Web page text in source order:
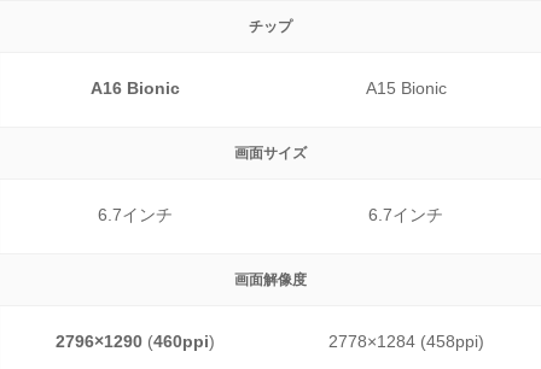
チップ
A16 Bionic A15 Bionic
画面サイズ
6.7インチ 6.7インチ
画面解像度
2796×1290 (460ppi) 2778×1284 (458ppi)